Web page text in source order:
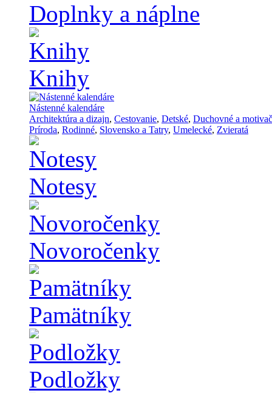
Doplnky a náplne
Knihy
Nástenné kalendáre
Architektúra a dizajn, Cestovanie, Detské, Duchovné a
Príroda, Rodinné, Slovensko a Tatry, Umelecké, Zvieratá
Notesy
Novoročenky
Pamätníky
Podložky